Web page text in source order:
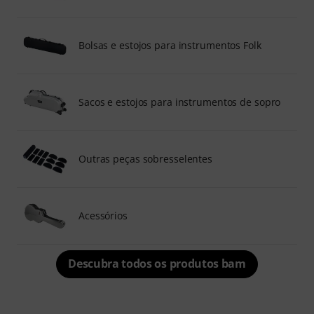
Bolsas e estojos para instrumentos Folk
Sacos e estojos para instrumentos de sopro
Outras peças sobresselentes
Acessórios
Descubra todos os produtos bam